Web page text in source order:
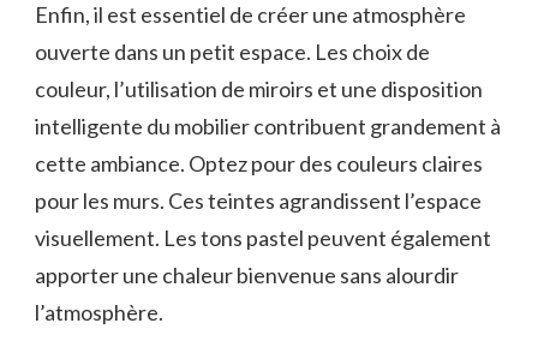
Enfin, il est essentiel de créer une atmosphère
ouverte dans un petit espace. Les choix de
couleur, l’utilisation de miroirs et une disposition
intelligente du mobilier contribuent grandement à
cette ambiance. Optez pour des couleurs claires
pour les murs. Ces teintes agrandissent l’espace
visuellement. Les tons pastel peuvent également
apporter une chaleur bienvenue sans alourdir
l’atmosphère.